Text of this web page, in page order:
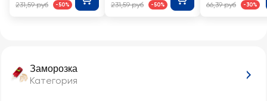
Заморозка
Категория
231,59 руб -50% 231,59 руб -50% 66,39 руб -30%